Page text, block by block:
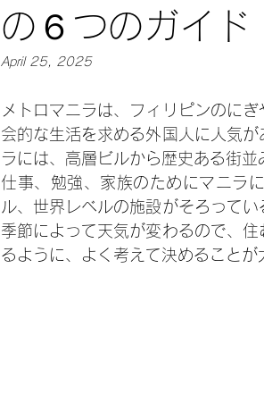
の６つのガイド
April 25, 2025
メトロマニラは、フィリピンのに
会的な生活を求める外国人に人気
ラには、高層ビルから歴史ある街
仕事、勉強、家族のためにマニラ
ル、世界レベルの施設がそろって
季節によって天気が変わるので、
るように、よく考えて決めることが